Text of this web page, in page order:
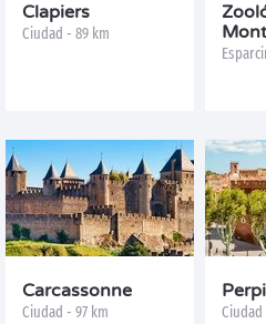
Clapiers
Ciudad - 89 km
Carcassonne
Ciudad - 97 km Ciudad